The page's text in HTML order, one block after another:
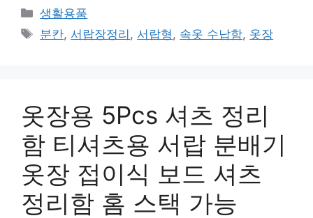
카
테
생활용품
태
분칸, 서랍장정리 , 서랍형, 속옷 수납함, 옷장
옷장용 5Pcs 셔츠 정리
함 티셔츠용 서랍 분배기
옷장 접이식 보드 셔츠
정리함 홈 스택 가능